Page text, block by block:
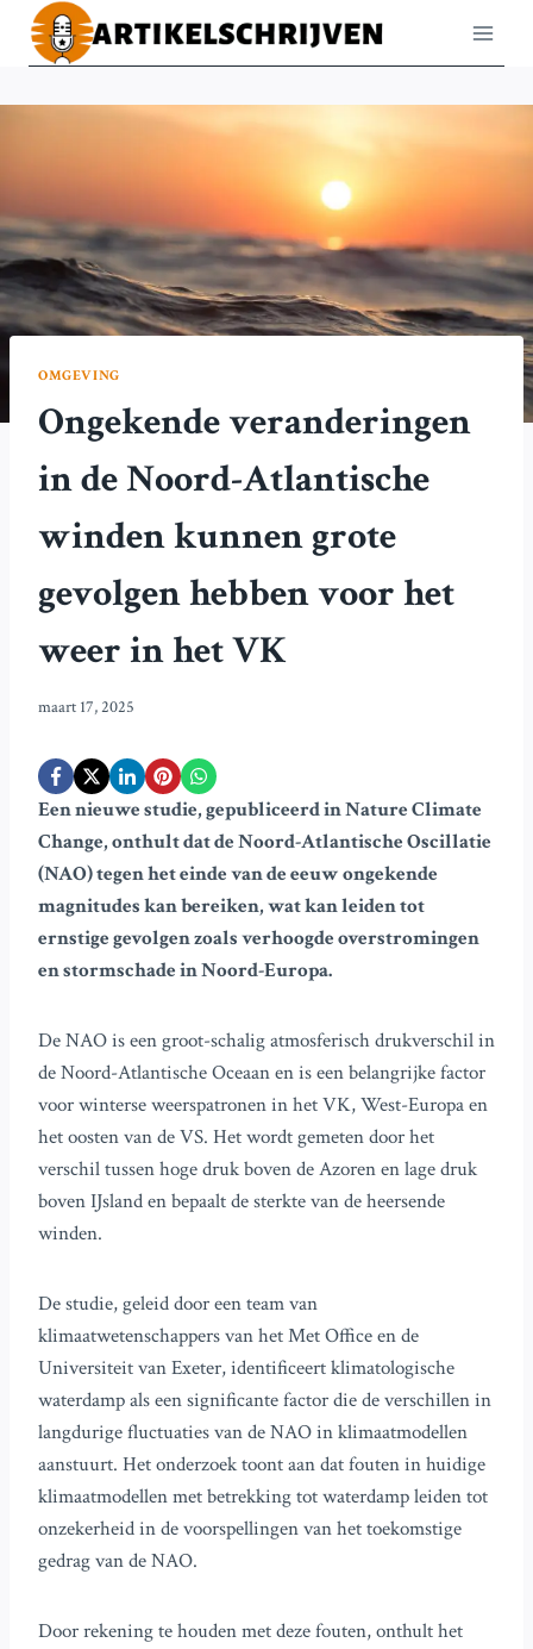
Doorgaan
naar
OMGEVING
Ongekende veranderingen
in de Noord-Atlantische
winden kunnen grote
gevolgen hebben voor het
weer in het VK
maart 17, 2025
Een nieuwe studie, gepubliceerd in Nature Climate
Change, onthult dat de Noord-Atlantische Oscillatie
(NAO) tegen het einde van de eeuw ongekende
magnitudes kan bereiken, wat kan leiden tot
ernstige gevolgen zoals verhoogde overstromingen
en stormschade in Noord-Europa.
De NAO is een groot-schalig atmosferisch drukverschil in
de Noord-Atlantische Oceaan en is een belangrijke factor
voor winterse weerspatronen in het VK, West-Europa en
het oosten van de VS. Het wordt gemeten door het
verschil tussen hoge druk boven de Azoren en lage druk
boven IJsland en bepaalt de sterkte van de heersende
winden.
De studie, geleid door een team van
klimaatwetenschappers van het Met Office en de
Universiteit van Exeter, identificeert klimatologische
waterdamp als een significante factor die de verschillen in
langdurige fluctuaties van de NAO in klimaatmodellen
aanstuurt. Het onderzoek toont aan dat fouten in huidige
klimaatmodellen met betrekking tot waterdamp leiden tot
onzekerheid in de voorspellingen van het toekomstige
gedrag van de NAO.
Door rekening te houden met deze fouten, onthult het